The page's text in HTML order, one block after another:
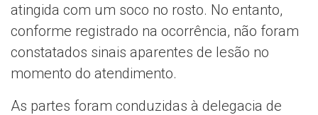
atingida com um soco no rosto. No entanto,
conforme registrado na ocorrência, não foram
constatados sinais aparentes de lesão no
momento do atendimento.
As partes foram conduzidas à delegacia de